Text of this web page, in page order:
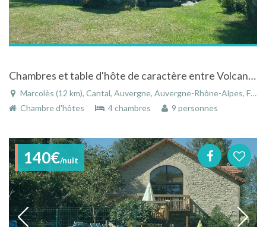
Chambres et table d'hôte de caractère entre Volcans d'Auvergne et Vallée du Lot - Marcolès (Cantal)
Marcolès (12 km), Cantal, Auvergne, Auvergne-Rhône-Alpes, France
Chambre d'hôtes
4 chambres 9 personnes
140€/nuit